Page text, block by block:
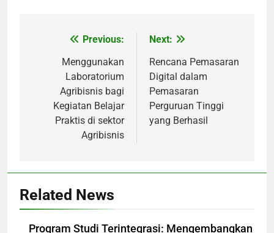
navigation
Previous:
Menggunakan
Laboratorium
Agribisnis bagi
Kegiatan Belajar
Praktis di sektor
Agribisnis
Next:
Rencana Pemasaran
Digital dalam
Pemasaran
Perguruan Tinggi
yang Berhasil
Related News
Program Studi Terintegrasi: Mengembangkan